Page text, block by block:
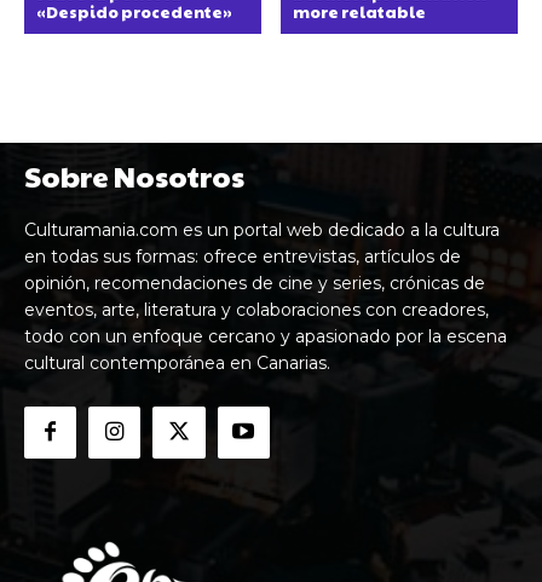
«Despido procedente»
more relatable
Sobre Nosotros
Culturamania.com es un portal web dedicado a la cultura
en todas sus formas: ofrece entrevistas, artículos de
opinión, recomendaciones de cine y series, crónicas de
eventos, arte, literatura y colaboraciones con creadores,
todo con un enfoque cercano y apasionado por la escena
cultural contemporánea en Canarias.